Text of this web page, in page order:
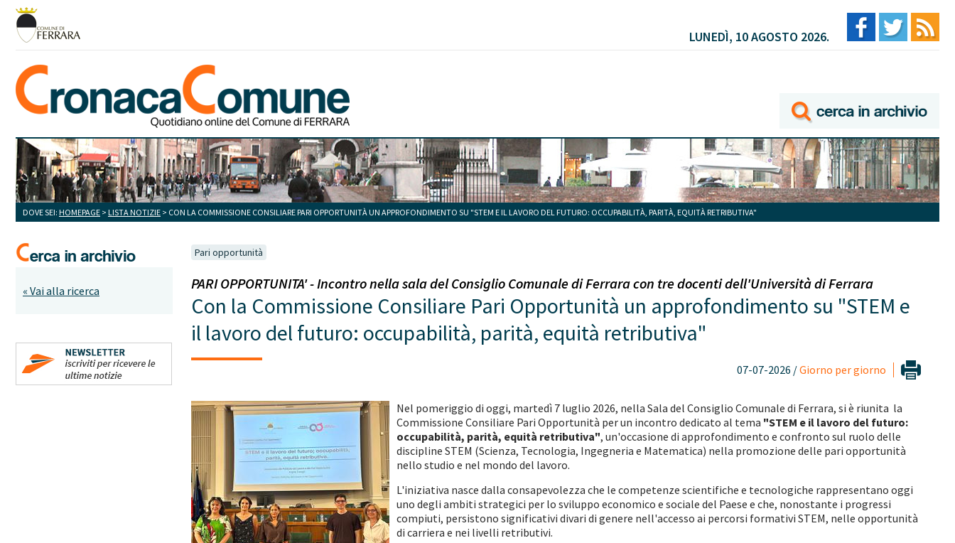
LUNEDÌ, 10 AGOSTO 2026.
DOVE SEI: HOMEPAGE > LISTA NOTIZIE > CON LA COMMISSIONE CONSILIARE PARI OPPORTUNITÀ UN APPROFONDIMENTO SU "STEM E IL LAVORO DEL FUTURO: OCCUPABILITÀ, PARITÀ, EQUITÀ RETRIBUTIVA"
« Vai alla ricerca
Pari opportunità
PARI OPPORTUNITA' - Incontro nella sala del Consiglio Comunale di Ferrara con tre docenti dell'Università di Ferrara
Con la Commissione Consiliare Pari Opportunità un approfondimento su "STEM e
il lavoro del futuro: occupabilità, parità, equità retributiva"
07-07-2026 /Giorno per giorno
Nel pomeriggio di oggi, martedì 7 luglio 2026, nella Sala del Consiglio Comunale di Ferrara, si è riunita la
Commissione Consiliare Pari Opportunità per un incontro dedicato al tema "STEM e il lavoro del futuro:
occupabilità, parità, equità retributiva", un'occasione di approfondimento e confronto sul ruolo delle
discipline STEM (Scienza, Tecnologia, Ingegneria e Matematica) nella promozione delle pari opportunità
nello studio e nel mondo del lavoro.
L'iniziativa nasce dalla consapevolezza che le competenze scientifiche e tecnologiche rappresentano oggi
uno degli ambiti strategici per lo sviluppo economico e sociale del Paese e che, nonostante i progressi
compiuti, persistono significativi divari di genere nell'accesso ai percorsi formativi STEM, nelle opportunità
di carriera e nei livelli retributivi.